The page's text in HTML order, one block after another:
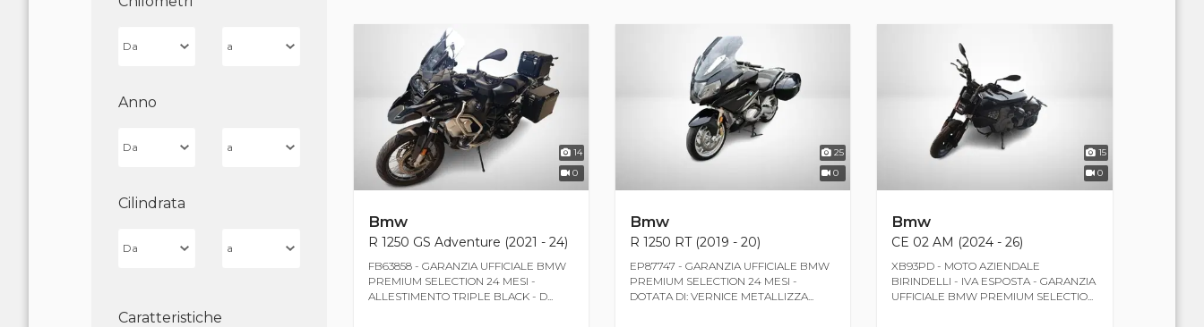
Anno
Cilindrata
Caratteristiche
14
0
Bmw
R 1250 GS Adventure (2021 - 24)
FB63858 - GARANZIA UFFICIALE BMW
PREMIUM SELECTION 24 MESI -
ALLESTIMENTO TRIPLE BLACK - D...
25
0
Bmw
R 1250 RT (2019 - 20)
EP87747 - GARANZIA UFFICIALE BMW
PREMIUM SELECTION 24 MESI -
DOTATA DI: VERNICE METALLIZZA...
15
0
Bmw
CE 02 AM (2024 - 26)
XB93PD - MOTO AZIENDALE
BIRINDELLI - IVA ESPOSTA - GARANZIA
UFFICIALE BMW PREMIUM SELECTIO...